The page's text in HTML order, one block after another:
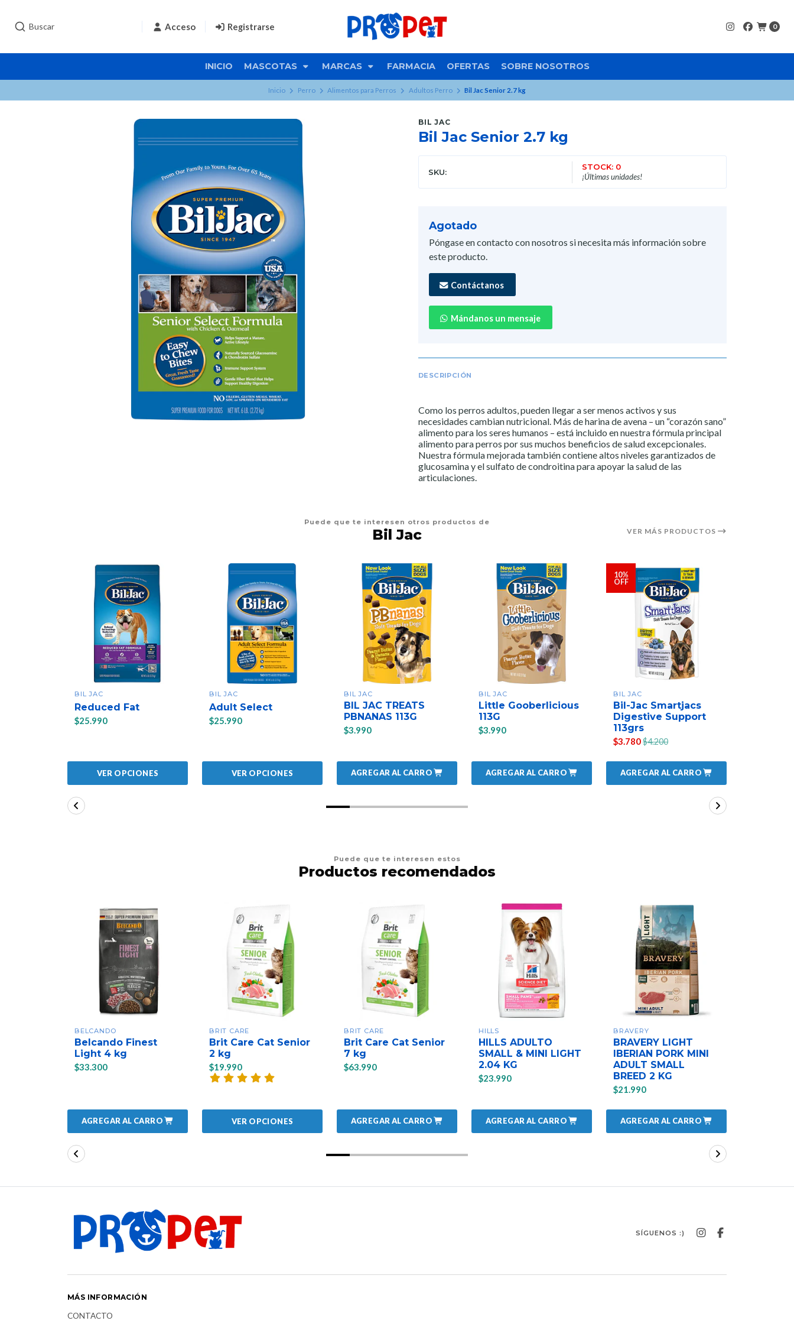
Acceso Registrarse 0
INICIO MASCOTAS MARCAS FARMACIA OFERTAS SOBRE NOSOTROS
Inicio Perro Alimentos para Perros Adultos Perro Bil Jac Senior 2.7 kg
BIL JAC
Bil Jac Senior 2.7 kg
SKU:
STOCK: 0
¡Últimas unidades!
Agotado
Póngase en contacto con nosotros si necesita más información sobre
este producto.
Contáctanos
Mándanos un mensaje
DESCRIPCIÓN
Como los perros adultos, pueden llegar a ser menos activos y sus
necesidades cambian nutricional. Más de harina de avena – un “corazón sano”
alimento para los seres humanos – está incluido en nuestra fórmula principal
alimento para perros por sus muchos beneficios de salud excepcionales.
Nuestra fórmula mejorada también contiene altos niveles garantizados de
glucosamina y el sulfato de condroitina para apoyar la salud de las
articulaciones.
Puede que te interesen otros productos de
Bil Jac VER MÁS PRODUCTOS
BIL JAC
Reduced Fat
$25.990
VER OPCIONES
BIL JAC
Adult Select
$25.990
VER OPCIONES
BIL JAC
BIL JAC TREATS
PBNANAS 113G
$3.990
AGREGAR AL CARRO
BIL JAC
Little Gooberlicious
113G
$3.990
AGREGAR AL CARRO
10%
OFF
BIL JAC
Bil-Jac Smartjacs
Digestive Support
113grs
$3.780$4.200
AGREGAR AL CARRO
Puede que te interesen estos
Productos recomendados
BELCANDO
Belcando Finest
Light 4 kg
$33.300
AGREGAR AL CARRO
BRIT CARE
Brit Care Cat Senior
2 kg
$19.990
VER OPCIONES
BRIT CARE
Brit Care Cat Senior
7 kg
$63.990
AGREGAR AL CARRO
HILLS
HILLS ADULTO
SMALL & MINI LIGHT
2.04 KG
$23.990
AGREGAR AL CARRO
BRAVERY
BRAVERY LIGHT
IBERIAN PORK MINI
ADULT SMALL
BREED 2 KG
$21.990
AGREGAR AL CARRO
SÍGUENOS :)
MÁS INFORMACIÓN
CONTACTO